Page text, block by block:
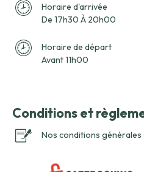
Horaire d'arrivée
De 17h30 À 20h00
Horaire de départ
Avant 11h00
Conditions et
Nos conditions générales